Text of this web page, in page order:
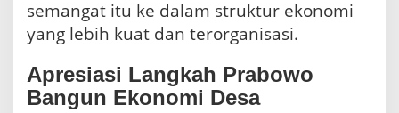
semangat itu ke dalam struktur ekonomi
yang lebih kuat dan terorganisasi.
Apresiasi Langkah Prabowo
Bangun Ekonomi Desa